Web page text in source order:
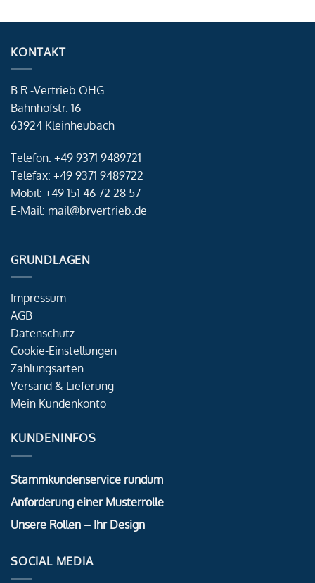
KONTAKT
B.R.-Vertrieb OHG
Bahnhofstr. 16
63924 Kleinheubach
Telefon: +49 9371 9489721
Telefax: +49 9371 9489722
Mobil: +49 151 46 72 28 57
E-Mail: mail@brvertrieb.de
GRUNDLAGEN
Impressum
AGB
Datenschutz
Cookie-Einstellungen
Zahlungsarten
Versand & Lieferung
Mein Kundenkonto
KUNDENINFOS
Stammkundenservice rundum
Anforderung einer Musterrolle
Unsere Rollen – Ihr Design
SOCIAL MEDIA